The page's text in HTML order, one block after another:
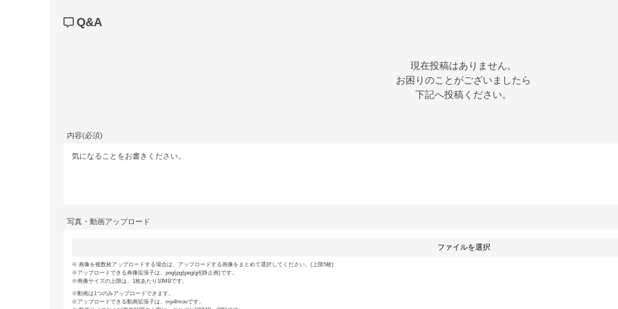
Q&A
現在投稿はありません。
お困りのことがございましたら
下記へ投稿ください。
内容(必須)
写真・動画アップロード
ファイルを選択
画像を複数枚アップロードする場合は、アップロードする画像をまとめて選択してください。(上限5枚)
アップロードできる画像拡張子は、png/jpg/jpeg/gif(静止画)です。
画像サイズの上限は、1枚あたり10MBです。
動画は1つのみアップロードできます。
アップロードできる動画拡張子は、mp4/movです。